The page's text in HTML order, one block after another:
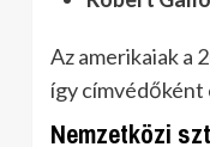
Az amerikaiak a
így címvédőként
Nemzetközi